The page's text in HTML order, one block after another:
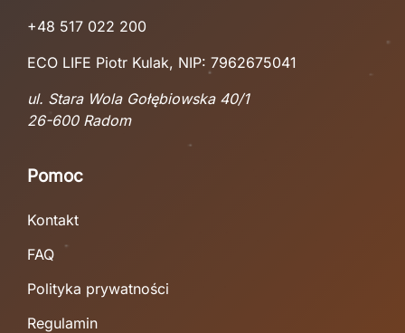
+48 517 022 200
ECO LIFE Piotr Kulak, NIP: 7962675041
ul. Stara Wola Gołębiowska 40/1
26-600 Radom
Pomoc
Kontakt
FAQ
Polityka prywatności
Regulamin